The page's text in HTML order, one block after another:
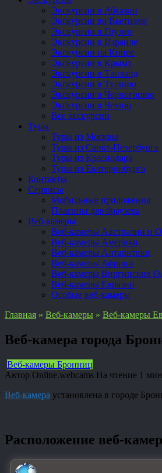
Экскурсии в Абхазии
Экскурсии во Вьетнаме
Экскурсии в Грузии
Экскурсии в Израиле
Экскурсии на Кипре
Экскурсии в Крыму
Экскурсии в Таиланд
Экскурсии в Турцию
Экскурсии в Черногорию
Экскурсии в Чехию
Все экскурсии
Туры
Туры из Москвы
Туры из Санкт-Петербурга
Туры из Краснодара
Туры из Екатеринбурга
Контакты
Сервисы
Мобильные приложения
Плагины для браузера
Веб-камеры
Веб-камеры Австралии и
Веб-камеры Америки
Веб-камеры Антарктики
Веб-камеры Африки
Веб-камеры Виргинских
Веб-камеры Евразии
Особые веб-камеры
Главная » Веб-камеры » Веб-камеры
Веб-камера города
Веб-камеры Бронниц
Автор Online.webcams На чтение 1 мин
Веб-камера установлена в городе
Расположение веб-